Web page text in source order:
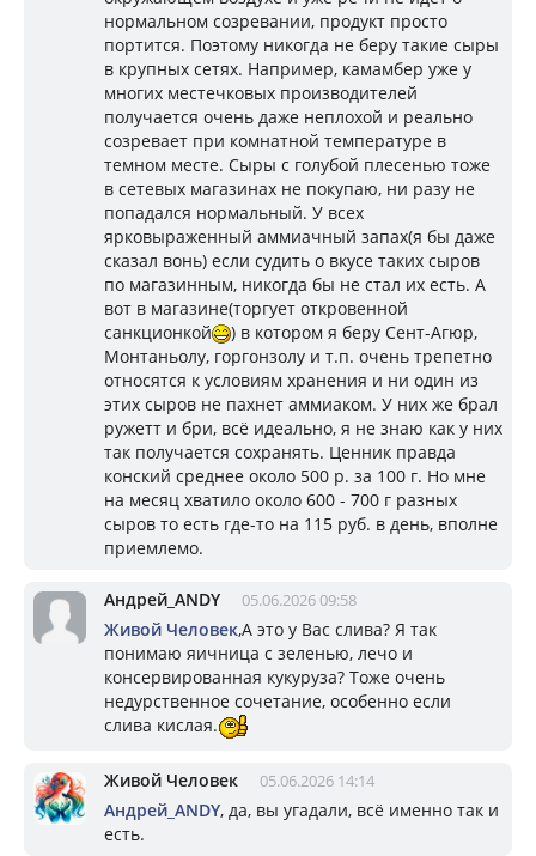
нормальном созревании, продукт просто
портится. Поэтому никогда не беру такие сыры
в крупных сетях. Например, камамбер уже у
многих местечковых производителей
получается очень даже неплохой и реально
созревает при комнатной температуре в
темном месте. Сыры с голубой плесенью тоже
в сетевых магазинах не покупаю, ни разу не
попадался нормальный. У всех
ярковыраженный аммиачный запах(я бы даже
сказал вонь) если судить о вкусе таких сыров
по магазинным, никогда бы не стал их есть. А
вот в магазине(торгует откровенной
санкционкой
) в котором я беру Сент-Агюр,
Монтаньолу, горгонзолу и т.п. очень трепетно
относятся к условиям хранения и ни один из
этих сыров не пахнет аммиаком. У них же брал
ружетт и бри, всё идеально, я не знаю как у них
так получается сохранять. Ценник правда
конский среднее около 500 р. за 100 г. Но мне
на месяц хватило около 600 - 700 г разных
сыров то есть где-то на 115 руб. в день, вполне
приемлемо.
Андрей_ANDY 05.06.2026 09:58
Живой Человек,А это у Вас слива? Я так
понимаю яичница с зеленью, лечо и
консервированная кукуруза? Тоже очень
недурственное сочетание, особенно если
слива кислая.
Живой Человек 05.06.2026 14:14
Андрей_ANDY, да, вы угадали, всё именно так и
есть.